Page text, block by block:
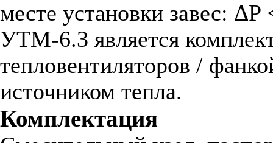
месте установки завес:
УТМ-6.3 является
тепловентиляторов /
источником тепла.
Комплектация